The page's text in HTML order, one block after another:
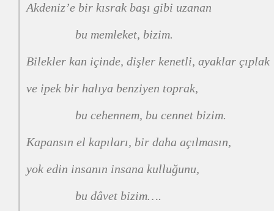
Akdeniz’e bir kısrak başı gibi uzanan
bu memleket, bizim.
Bilekler kan içinde, dişler kenetli, ayaklar çıplak
ve ipek bir halıya benziyen toprak,
bu cehennem, bu cennet bizim.
Kapansın el kapıları, bir daha açılmasın,
yok edin insanın insana kulluğunu,
bu dâvet bizim….